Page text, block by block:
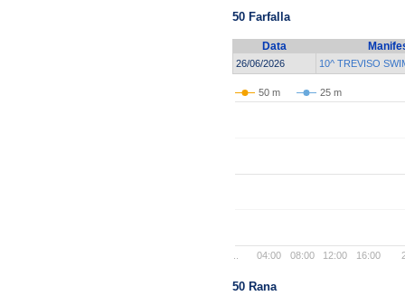
50 Farfalla
Data
26/06/2026 10^ TREVISO
50 m 25 m
04:00 08:00 12:00 16:00
50 Rana